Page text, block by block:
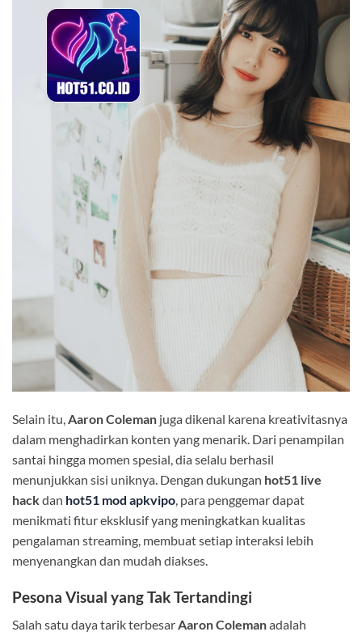
Selain itu, Aaron Coleman juga dikenal karena kreativitasnya
dalam menghadirkan konten yang menarik. Dari penampilan
santai hingga momen spesial, dia selalu berhasil
menunjukkan sisi uniknya. Dengan dukungan hot51 live
hackdan hot51 mod apkvipo , para penggemar dapat
menikmati fitur eksklusif yang meningkatkan kualitas
pengalaman streaming, membuat setiap interaksi lebih
menyenangkan dan mudah diakses.
Pesona Visual yang Tak Tertandingi
Salah satu daya tarik terbesarAaron Colemanadalah